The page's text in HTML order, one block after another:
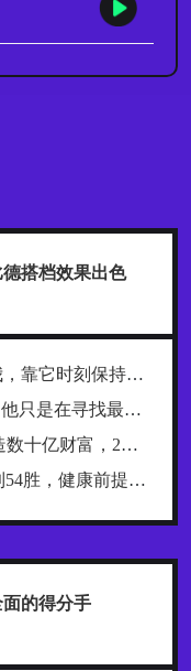
搭档效果出色
库里谈一段式投篮：身高受限的我，靠它时刻保持发力与极快出手
富保罗：别再说詹姆斯“抱团”了，他只是在寻找最好的合作者
阿里扎替老詹鸣不平：为NBA创造数十亿财富，2年800万被亏待了
Buha给湖人新赛季定目标了：52到54胜，健康前提下西部前四稳了
的得分手